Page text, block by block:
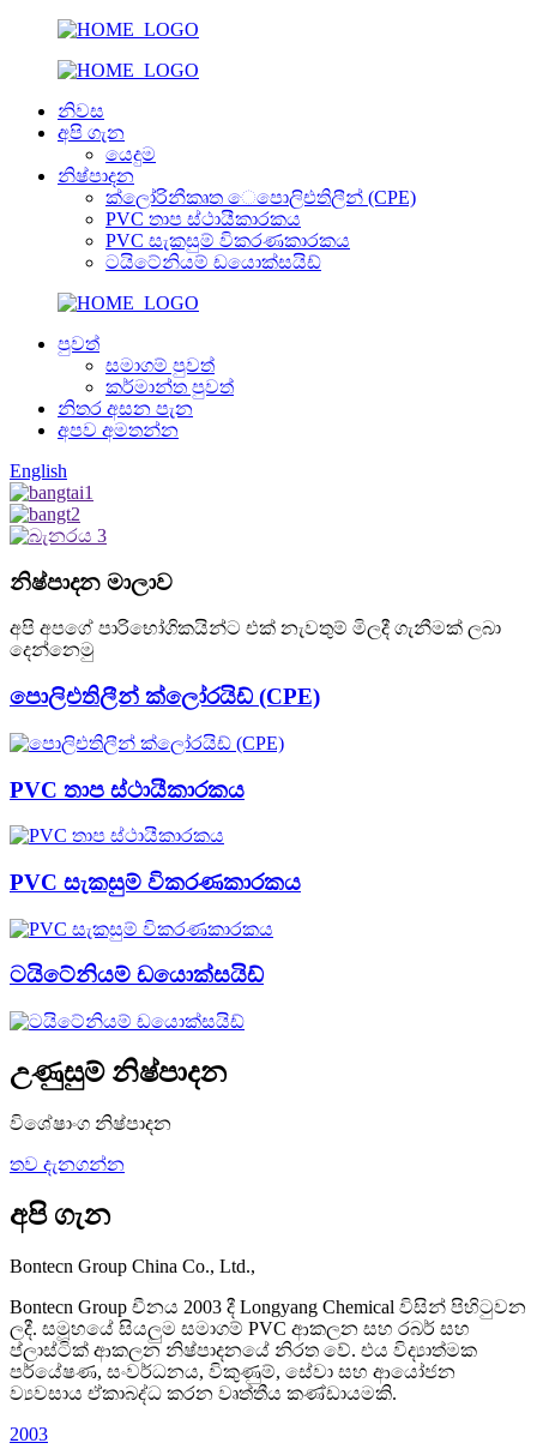
නිවස
අපි ගැන
යෙදුම
නිෂ්පාදන
ක්ලෝරිනීකෘත ෙපොලිඑතිලීන් (CPE)
PVC තාප ස්ථායීකාරකය
PVC සැකසුම් විකරණකාරකය
ටයිටේනියම් ඩයොක්සයිඩ්
පුවත්
සමාගම් පුවත්
කර්මාන්ත පුවත්
නිතර අසන පැන
අපව අමතන්න
English
නිෂ්පාදන මාලාව
අපි අපගේ පාරිභෝගිකයින්ට එක් නැවතුම් මිලදී ගැනීමක් ලබා
දෙන්නෙමු
පොලිඑතිලීන් ක්ලෝරයිඩ් (CPE)
PVC තාප ස්ථායීකාරකය
PVC සැකසුම් විකරණකාරකය
ටයිටේනියම් ඩයොක්සයිඩ්
උණුසුම් නිෂ්පාදන
විශේෂාංග නිෂ්පාදන
තව දැනගන්න
අපි ගැන
Bontecn Group China Co., Ltd.,
Bontecn Group චීනය 2003 දී Longyang Chemical විසින් පිහිටුවන
ලදී. සමූහයේ සියලුම සමාගම් PVC ආකලන සහ රබර් සහ
ප්ලාස්ටික් ආකලන නිෂ්පාදනයේ නිරත වේ. එය විද්‍යාත්මක
පර්යේෂණ, සංවර්ධනය, විකුණුම්, සේවා සහ ආයෝජන
ව්‍යවසාය ඒකාබද්ධ කරන වෘත්තීය කණ්ඩායමකි.
2003